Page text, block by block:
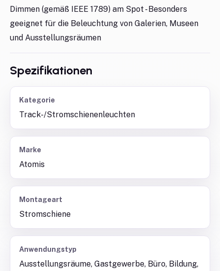
Dimmen (gemäß IEEE 1789) am Spot - Besonders
geeignet für die Beleuchtung von Galerien, Museen
und Ausstellungsräumen
Spezifikationen
Kategorie
Track-/Stromschienenleuchten
Marke
Atomis
Montageart
Stromschiene
Anwendungstyp
Ausstellungsräume, Gastgewerbe, Büro, Bildung,